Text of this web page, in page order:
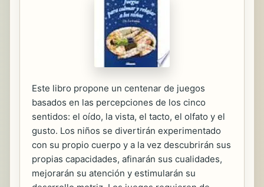
Este libro propone un centenar de juegos
basados en las percepciones de los cinco
sentidos: el oído, la vista, el tacto, el olfato y el
gusto. Los niños se divertirán experimentado
con su propio cuerpo y a la vez descubrirán sus
propias capacidades, afinarán sus cualidades,
mejorarán su atención y estimularán su